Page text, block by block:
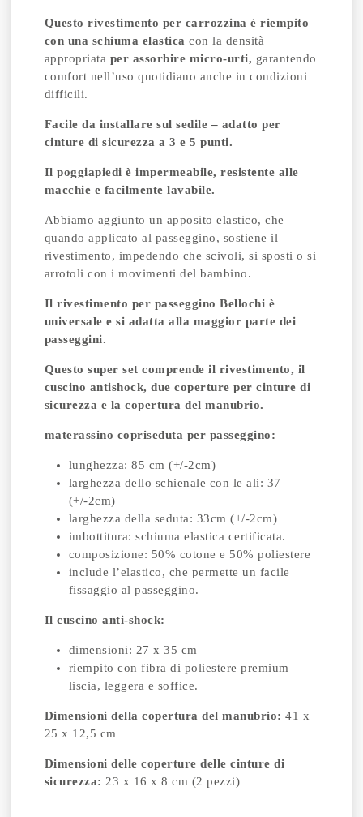
Questo rivestimento per carrozzina è riempito
con una schiuma elastica con la densità
appropriata per assorbire micro-urti, garantendo
comfort nell’uso quotidiano anche in condizioni
difficili.
Facile da installare sul sedile – adatto per
cinture di sicurezza a 3 e 5 punti.
Il poggiapiedi è impermeabile, resistente alle
macchie e facilmente lavabile.
Abbiamo aggiunto un apposito elastico, che
quando applicato al passeggino, sostiene il
rivestimento, impedendo che scivoli, si sposti o si
arrotoli con i movimenti del bambino.
Il rivestimento per passeggino Bellochi è
universale e si adatta alla maggior parte dei
passeggini.
Questo super set comprende il rivestimento, il
cuscino antishock, due coperture per cinture di
sicurezza e la copertura del manubrio.
materassino copriseduta per passeggino:
lunghezza: 85 cm (+/-2cm)
larghezza dello schienale con le ali: 37
(+/-2cm)
larghezza della seduta: 33cm (+/-2cm)
imbottitura: schiuma elastica certificata.
composizione: 50% cotone e 50% poliestere
include l’elastico, che permette un facile
fissaggio al passeggino.
Il cuscino anti-shock:
dimensioni: 27 x 35 cm
riempito con fibra di poliestere premium
liscia, leggera e soffice.
Dimensioni della copertura del manubrio:41 x
25 x 12,5 cm
Dimensioni delle coperture delle cinture di
sicurezza: 23 x 16 x 8 cm (2 pezzi)